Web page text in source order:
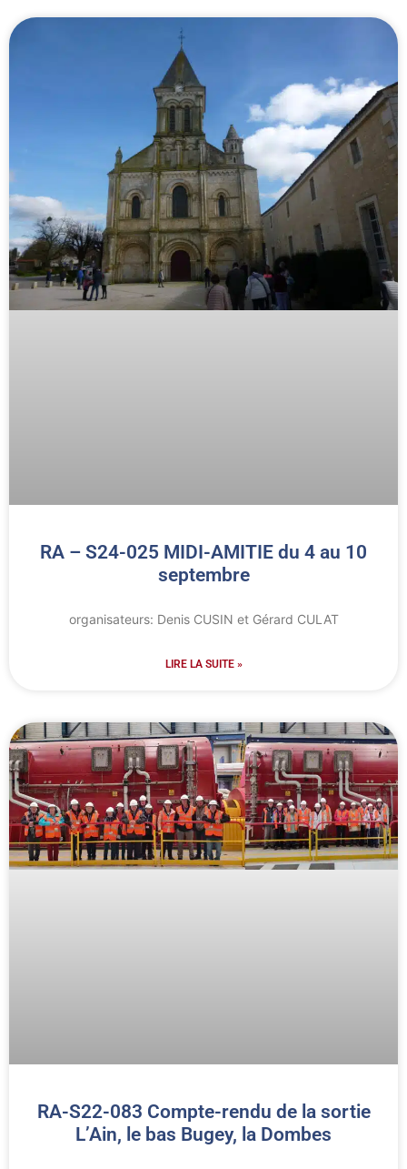
RA – S24-025 MIDI-AMITIE du 4 au 10
septembre
organisateurs: Denis CUSIN et Gérard CULAT
LIRE LA SUITE »
RA-S22-083 Compte-rendu de la sortie
L’Ain, le bas Bugey, la Dombes